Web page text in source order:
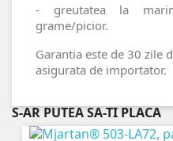
- greutatea la
grame/picior.
Garantia este de 30 zile
asigurata de importator.
S-AR PUTEA SA-TI PLACA